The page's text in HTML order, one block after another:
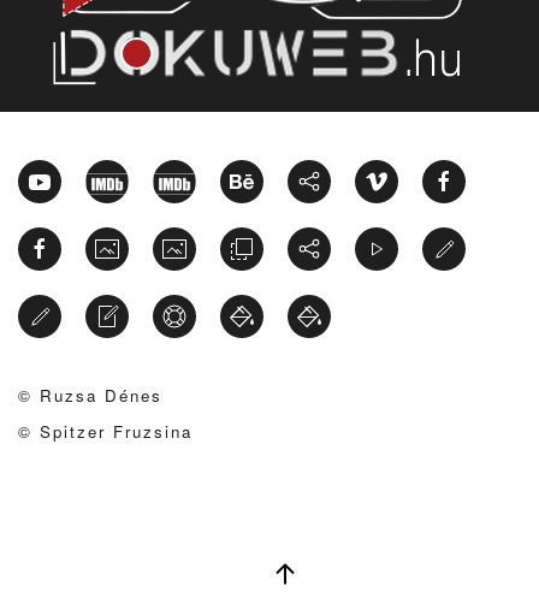
© Ruzsa Dénes
© Spitzer Fruzsina